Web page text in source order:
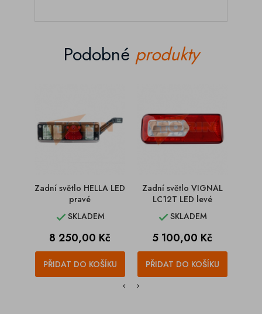
Podobné produkty
Zadní světlo HELLA LED
pravé
SKLADEM
Cena
8 250,00 Kč
PŘIDAT DO KOŠÍKU
Zadní světlo VIGNAL
LC12T LED levé
SKLADEM
Cena
5 100,00 Kč
PŘIDAT DO KOŠÍKU